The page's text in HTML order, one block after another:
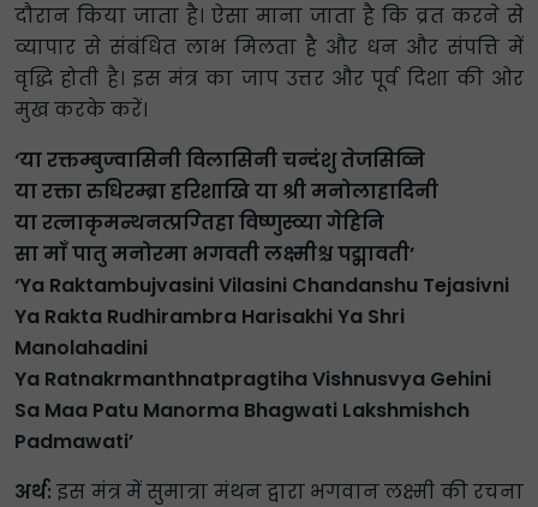
दौरान किया जाता है। ऐसा माना जाता है कि व्रत करने से
व्यापार से संबंधित लाभ मिलता है और धन और संपत्ति में
वृद्धि होती है। इस मंत्र का जाप उत्तर और पूर्व दिशा की ओर
मुख करके करें।
‘या रक्तम्बुज्वासिनी विलासिनी चन्दंशु तेजसिव्नि
या रक्ता रुधिरम्ब्रा हरिशाखि या श्री मनोलाहादिनी
या रत्नाकृमन्थनत्प्रग्तिहा विष्णुस्व्या गेहिनि
सा माँ पातु मनोरमा भगवती लक्ष्मीश्च पद्मावती’
‘Ya Raktambujvasini Vilasini Chandanshu Tejasivni
Ya Rakta Rudhirambra Harisakhi Ya Shri
Manolahadini
Ya Ratnakrmanthnatpragtiha Vishnusvya Gehini
Sa Maa Patu Manorma Bhagwati Lakshmishch
Padmawati’
अर्थ: इस मंत्र में सुमात्रा मंथन द्वारा भगवान लक्ष्मी की रचना